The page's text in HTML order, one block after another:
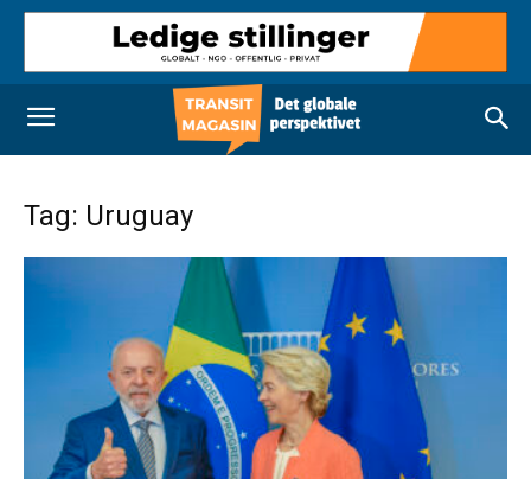
Tag: Uruguay